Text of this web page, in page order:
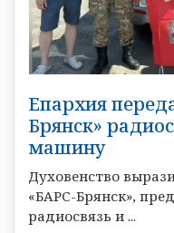
Епархия
Брянск»
машину
Духовенство
«БАРС-Брянск»,
радиосвязь и ...